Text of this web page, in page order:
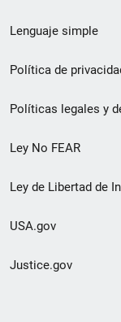
de
pie
de
página
Lenguaje simple
Política de
Políticas legales y
Ley No FEAR
Ley de Libertad de
USA.gov
Justice.gov